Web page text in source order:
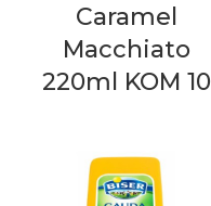
Caramel
Macchiato
220ml KOM 10